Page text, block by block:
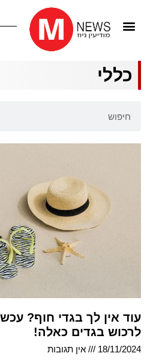
כללי
עוד אין לך בגדי חוף?
לרכוש בגדים כאלה!
18/11/2024
אין תגובות